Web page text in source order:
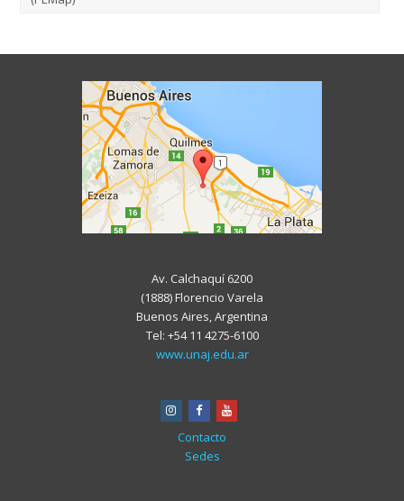
Av. Calchaquí 6200
(1888) Florencio Varela
Buenos Aires, Argentina
Tel: +54 11 4275-6100
www.unaj.edu.ar
instagram
facebookyoutube
Contacto
Sedes